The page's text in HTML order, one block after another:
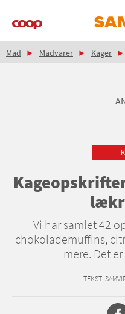
Main
Brødkrumme
Mad Madvarer Kager
Vi har samlet 42
chokolademuffins,
mere. Det
TEKST: